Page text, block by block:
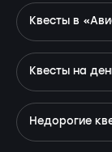
Квесты в
Квесты на
Недорогие